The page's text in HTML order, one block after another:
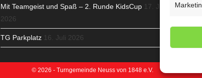
Mit Teamgeist und Spaß – 2. Runde KidsCup 17. Juli
2026
TG Parkplatz 16. Juli 2026
© 2026 - Turngemeinde Neuss von 1848 e.V.